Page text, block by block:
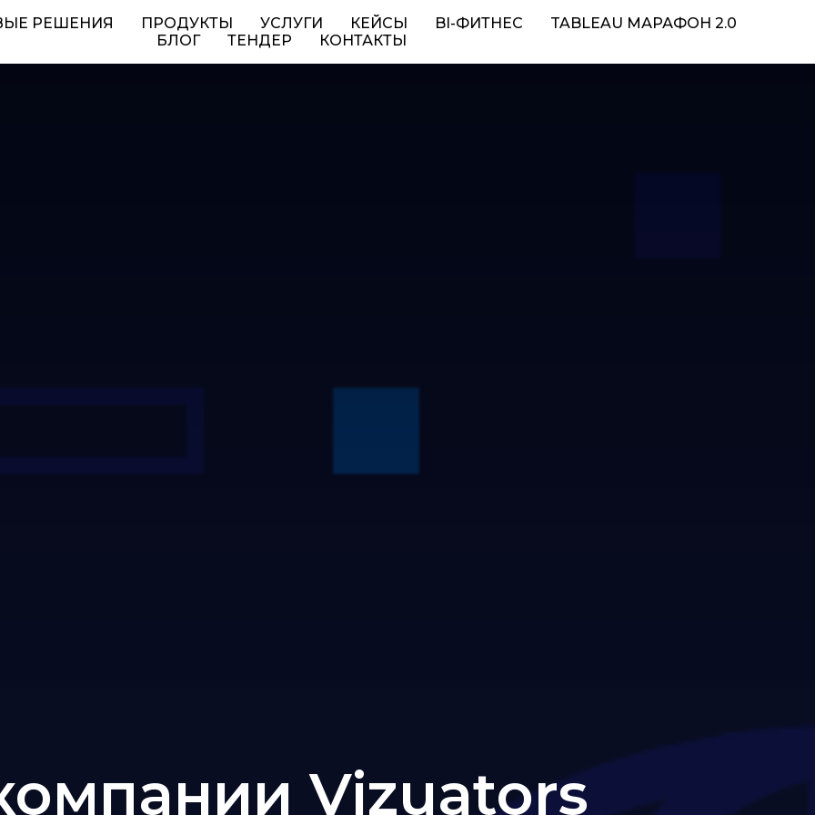
РЕШЕНИЯ ПРОДУКТЫ УСЛУГИ КЕЙСЫ BI-ФИТНЕС
TABLEAU МАРАФОН 2.0
БЛОГ
ТЕНДЕР КОНТАКТЫ
Vizuators